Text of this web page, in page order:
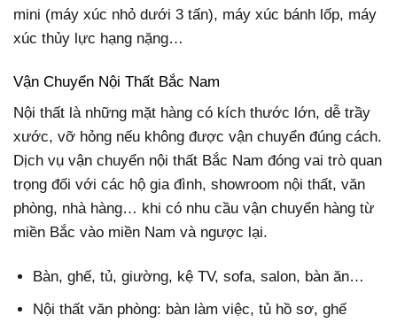
mini (máy xúc nhỏ dưới 3 tấn), máy xúc bánh lốp, máy
xúc thủy lực hạng nặng…
Vận Chuyển Nội Thất Bắc Nam
Nội thất là những mặt hàng có kích thước lớn, dễ trầy
xước, vỡ hỏng nếu không được vận chuyển đúng cách.
Dịch vụ vận chuyển nội thất Bắc Nam đóng vai trò quan
trọng đối với các hộ gia đình, showroom nội thất, văn
phòng, nhà hàng… khi có nhu cầu vận chuyển hàng từ
miền Bắc vào miền Nam và ngược lại.
Bàn, ghế, tủ, giường, kệ TV, sofa, salon, bàn ăn…
Nội thất văn phòng: bàn làm việc, tủ hồ sơ, ghế